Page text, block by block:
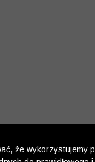
że wykorzystujemy